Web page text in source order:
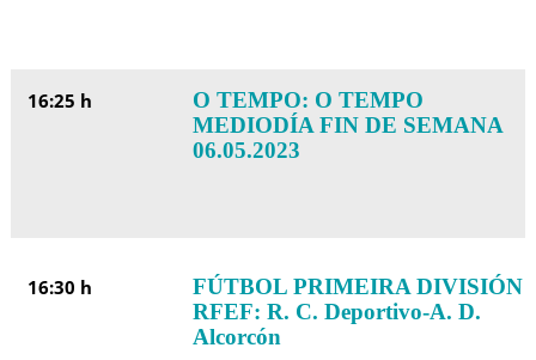
16:25 h
O TEMPO: O TEMPO
MEDIODÍA FIN DE SEMANA
06.05.2023
16:30 h
FÚTBOL PRIMEIRA DIVISIÓN
RFEF: R. C. Deportivo-A. D.
Alcorcón